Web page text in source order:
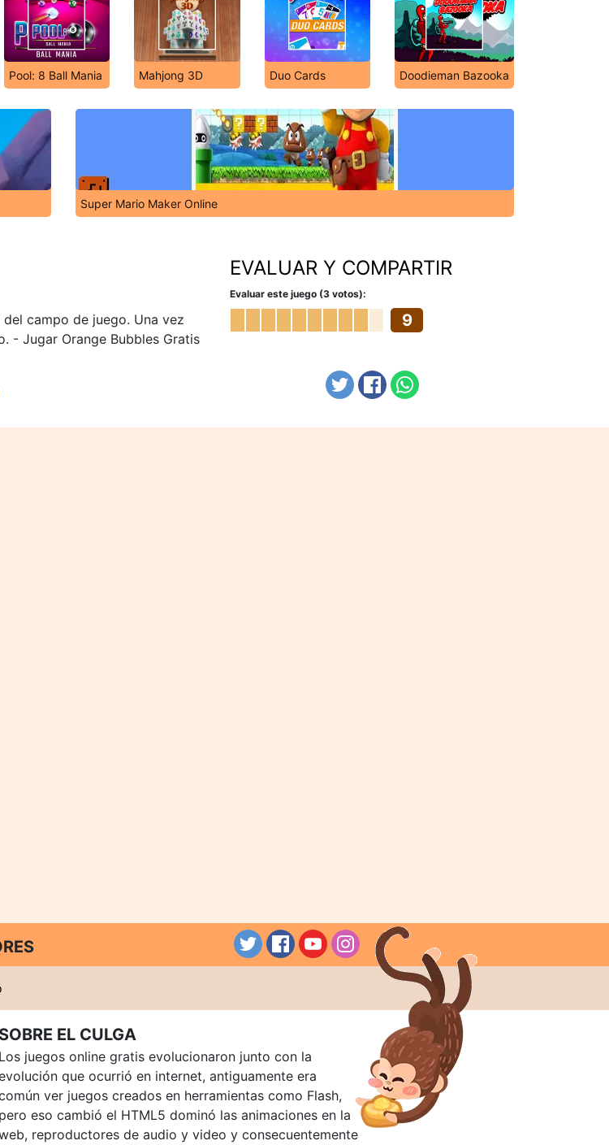
Pool: 8 Ball Mania Mahjong 3D Duo Cards Doodieman Bazooka
Super Mario Maker Online
campo de juego. Una vez
- Jugar Orange Bubbles Gratis
EVALUAR Y COMPARTIR
Evaluar este juego (3 votos):
9
SOBRE EL CULGA
Los juegos online gratis evolucionaron junto con la
que ocurrió en internet, antiguamente era
ver juegos creados en herramientas como Flash,
pero eso cambió el HTML5 dominó las animaciones en la
reproductores de audio y video y consecuentemente